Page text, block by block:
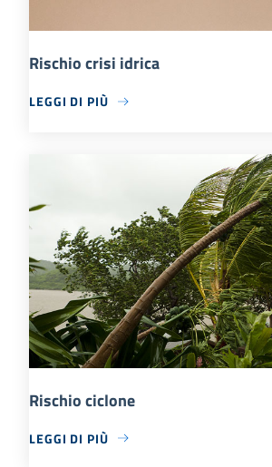
Rischio crisi idrica
LEGGI DI PIÙ
Rischio ciclone
LEGGI DI PIÙ